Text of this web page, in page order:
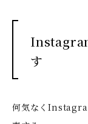
す
何気なく